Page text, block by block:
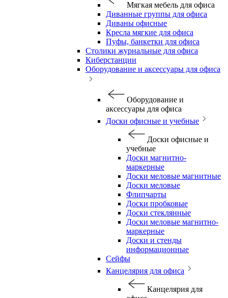
Мягкая мебель для офиса
Диванные группы для офиса
Диваны офисные
Кресла мягкие для офиса
Пуфы, банкетки для офиса
Столики журнальные для офиса
Киберстанции
Оборудование и аксессуары для офиса
Оборудование и
аксессуары для офиса
Доски офисные и учебные
Доски офисные и
учебные
Доски магнитно-
маркерные
Доски меловые магнитные
Доски меловые
Флипчарты
Доски пробковые
Доски стеклянные
Доски меловые магнитно-
маркерные
Доски и стенды
информационные
Сейфы
Канцелярия для офиса
Канцелярия для